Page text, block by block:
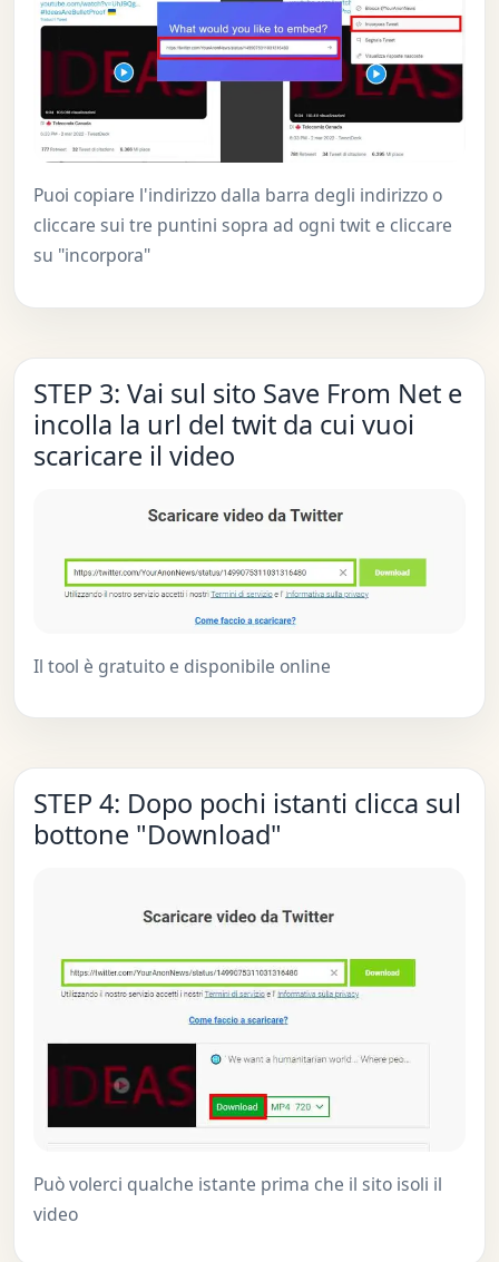
Puoi copiare l'indirizzo dalla barra degli indirizzo o
cliccare sui tre puntini sopra ad ogni twit e cliccare
su "incorpora"
STEP 3: Vai sul sito Save From Net e
incolla la url del twit da cui vuoi
scaricare il video
Il tool è gratuito e disponibile online
STEP 4: Dopo pochi istanti clicca sul
bottone "Download"
Può volerci qualche istante prima che il sito isoli il
video